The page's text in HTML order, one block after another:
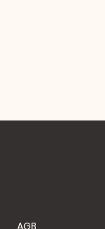
AGB